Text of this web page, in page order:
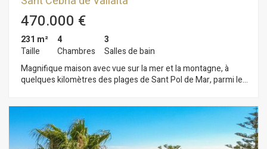
470.000 €
231 m²
Taille
4
Chambres
3
Salles de bain
Magnifique maison avec vue sur la mer et la montagne, à
quelques kilomètres des plages de Sant Pol de Mar, parmi les
Le rez-de-chaussée comprend un grand salon donnant sur la
terrasse, avec un porche très accueillant équipé d'un
barbecue, une cuisine équipée et une salle de bain complète.